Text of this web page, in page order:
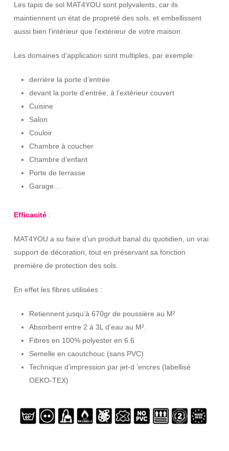
Les tapis de sol MAT4YOU sont polyvalents, car ils
maintiennent un état de propreté des sols, et embellissent
aussi bien l’intérieur que l’extérieur de votre maison.
Les domaines d’application sont multiples, par exemple:
derrière la porte d’entrée
devant la porte d’entrée, à l’extérieur couvert
Cuisine
Salon
Couloir
Chambre à coucher
Chambre d’enfant
Porte de terrasse
Garage…
Efficacité :
MAT4YOU a su faire d’un produit banal du quotidien, un vrai
support de décoration, tout en préservant sa fonction
première de protection des sols.
En effet les fibres utilisées :
Retiennent jusqu’à 670gr de poussière au M²
Absorbent entre 2 à 3L d’eau au M².
Fibres en 100% polyester en 6.6
Semelle en caoutchouc (sans PVC)
Technique d’impression par jet-d ’encres (labellisé
OEKO-TEX)